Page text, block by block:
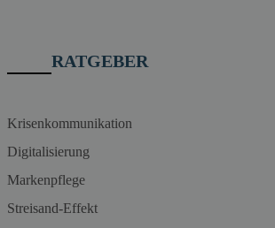
RATGEBER
Krisenkommunikation
Digitalisierung
Markenpflege
Streisand-Effekt